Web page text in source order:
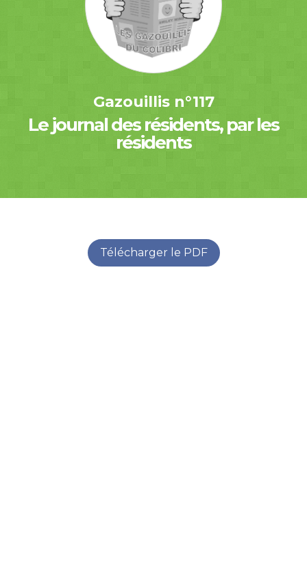
Gazouillis n°117
Le journal des résidents, par les
résidents
Télécharger le PDF